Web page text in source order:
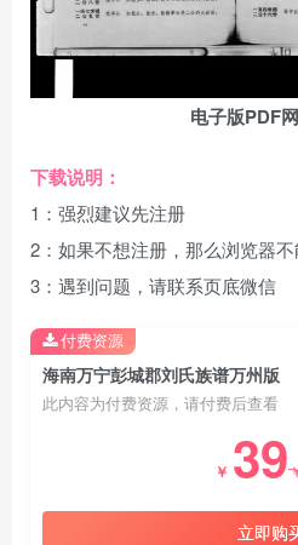
电子版PDF
下载说明：
1：强烈建议先注册
2：如果不想注册，那么浏览器
3：遇到问题，请联系页底微信
海南万宁彭城郡刘氏族谱万州版
此内容为付费资源，请付费后查看
￥ 39
立即购
付费资源